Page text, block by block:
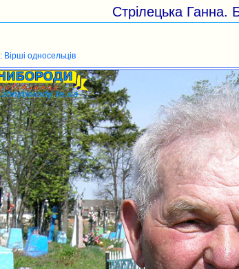
Стрілецька Ганна.
Вірші односельців